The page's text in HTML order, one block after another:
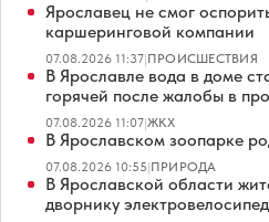
Ярославец не смог
каршеринговой компании
07.08.2026 11:37|ПРОИСШЕСТВИЯ
В Ярославле вода в доме
горячей после жалобы в
07.08.2026 11:07|ЖКХ
В Ярославском зоопарке
07.08.2026 10:55|ПРИРОДА
В Ярославской области
дворнику электровелосипед